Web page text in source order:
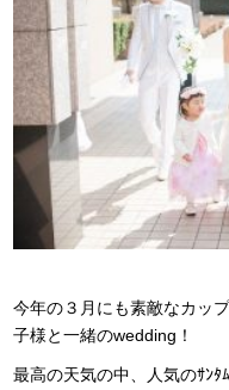
今年の３月にも素敵なカッ
子様と一緒のwedding！
最高の天気の中、人気のｻﾝ